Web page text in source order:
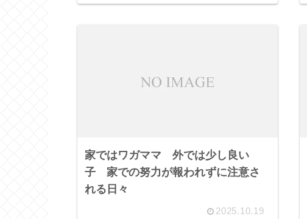
家ではワガママ 外では少し良い
子 家での努力が報われずに注意さ
れる日々
2025.10.19